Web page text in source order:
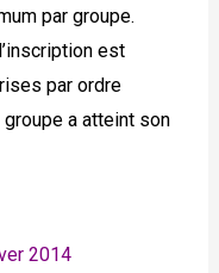
par groupe.
est
par ordre
a atteint son
2014